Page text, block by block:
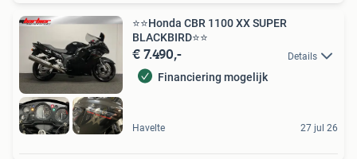
⭐️⭐Honda CBR 1100 XX SUPER
BLACKBIRD⭐️⭐
€ 7.490,- Details
Financiering mogelijk
Havelte 27 jul 26